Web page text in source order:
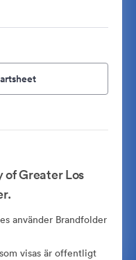
of Greater Los
använder Brandfolder
visas är offentligt